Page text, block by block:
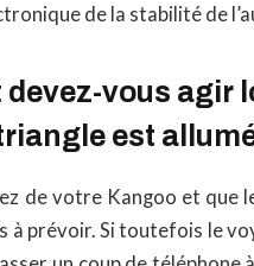
de la stabilité de
devez-vous agir
est
de votre Kangoo et que
à prévoir. Si toutefois le